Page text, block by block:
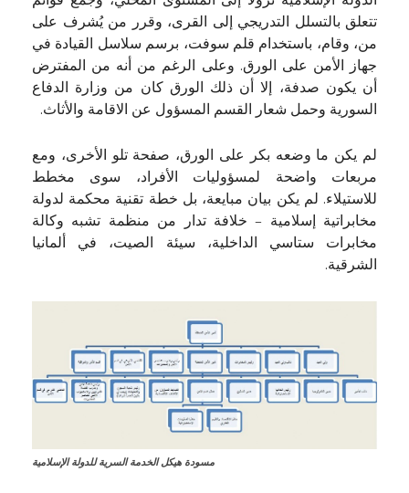
تتعلق بالتسلل التدريجي إلى القرى، وقرر من يُشرف على
من، وقام، باستخدام قلم سوفت، برسم سلاسل القيادة في
جهاز الأمن على الورق. وعلى الرغم من أنه من المفترض
أن يكون صدفة، إلا أن ذلك الورق كان من وزارة الدفاع
السورية وحمل شعار القسم المسؤول عن الاقامة والأثاث.
لم يكن ما وضعه بكر على الورق، صفحة تلو الأخرى، ومع
مربعات واضحة لمسؤوليات الأفراد، سوى مخطط
للاستيلاء. لم يكن بيان مبايعة، بل خطة تقنية محكمة لدولة
مخابراتية إسلامية – خلافة تدار من منظمة تشبه وكالة
مخابرات ستاسي الداخلية، سيئة الصيت، في ألمانيا
الشرقية.
مسودة هيكل الخدمة السرية للدولة الإسلامية